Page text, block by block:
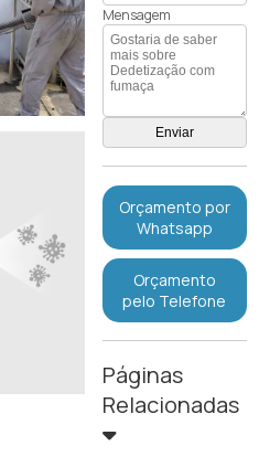
Mensagem
Orçamento por
Whatsapp
Orçamento
pelo Telefone
Páginas
Relacionadas